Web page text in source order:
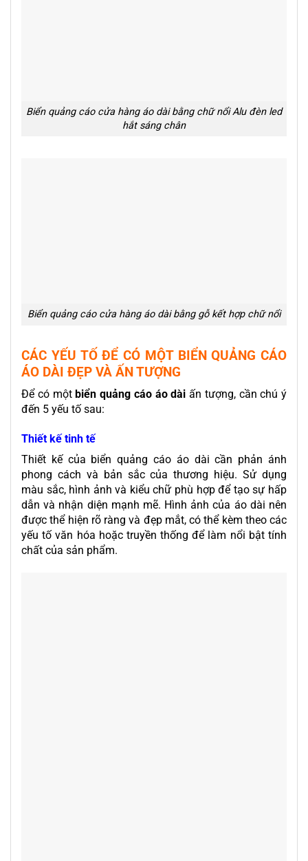
Biển quảng cáo cửa hàng áo dài bằng chữ nổi Alu đèn led
hắt sáng chân
Biển quảng cáo cửa hàng áo dài bằng gỗ kết hợp chữ nổi
CÁC YẾU TỐ ĐỂ CÓ MỘT BIỂN QUẢNG CÁO
ÁO DÀI ĐẸP VÀ ẤN TƯỢNG
Để có mộtbiển quảng cáo áo dài ấn tượng, cần chú ý
đến 5 yếu tố sau:
Thiết kế tinh tế
Thiết kế của biển quảng cáo áo dài cần phản ánh
phong cách và bản sắc của thương hiệu. Sử dụng
màu sắc, hình ảnh và kiểu chữ phù hợp để tạo sự hấp
dẫn và nhận diện mạnh mẽ. Hình ảnh của áo dài nên
được thể hiện rõ ràng và đẹp mắt, có thể kèm theo các
yếu tố văn hóa hoặc truyền thống để làm nổi bật tính
chất của sản phẩm.